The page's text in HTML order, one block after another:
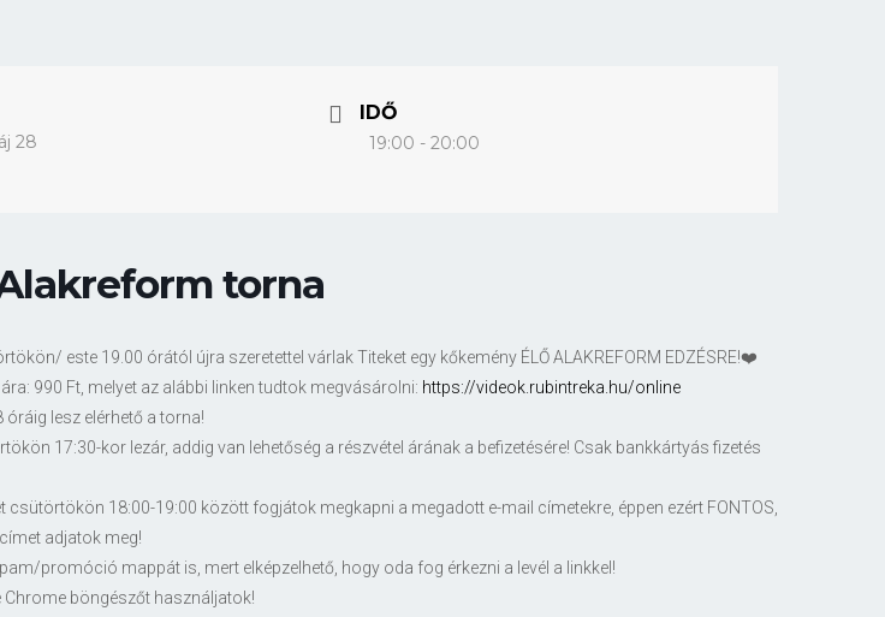
28
IDŐ
19:00 - 20:00
torna
este 19.00 órától újra szeretettel várlak Titeket egy kőkemény ÉLŐ ALAKREFORM EDZÉSRE!❤️
990 Ft, melyet az alábbi linken tudtok megvásárolni: https://videok.rubintreka.hu/online
lesz elérhető a torna!
17:30-kor lezár, addig van lehetőség a részvétel árának a befizetésére! Csak bankkártyás fizetés
csütörtökön 18:00-19:00 között fogjátok megkapni a megadott e-mail címetekre, éppen ezért FONTOS,
adjatok meg!
promóció mappát is, mert elképzelhető, hogy oda fog érkezni a levél a linkkel!
böngészőt használjatok!